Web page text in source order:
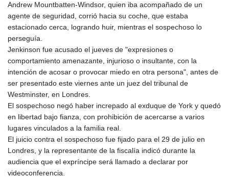
HNL 30.895616
HRK 7.536622
HTG 150.718127
IDR
20580.370421
ILS 3.468234
IMP 0.857252
IQD
1509.981237
IRR
1590322.371805
ISK 142.598215
JEP 0.857252
Andrew Mountbatten-Windsor, quien iba acompañado de un
agente de seguridad, corrió hacia su coche, que estaba
estacionado cerca, logrando huir, mientras el sospechoso lo
perseguía.
Jenkinson fue acusado el jueves de "expresiones o
comportamiento amenazante, injurioso o insultante, con la
intención de acosar o provocar miedo en otra persona", antes de
ser presentado este viernes ante un juez del tribunal de
Westminster, en Londres.
El sospechoso negó haber increpado al exduque de York y quedó
en libertad bajo fianza, con prohibición de acercarse a varios
lugares vinculados a la familia real.
El juicio contra el sospechoso fue fijado para el 29 de julio en
Londres, y la representante de la fiscalía indicó durante la
audiencia que el expríncipe será llamado a declarar por
videoconferencia.